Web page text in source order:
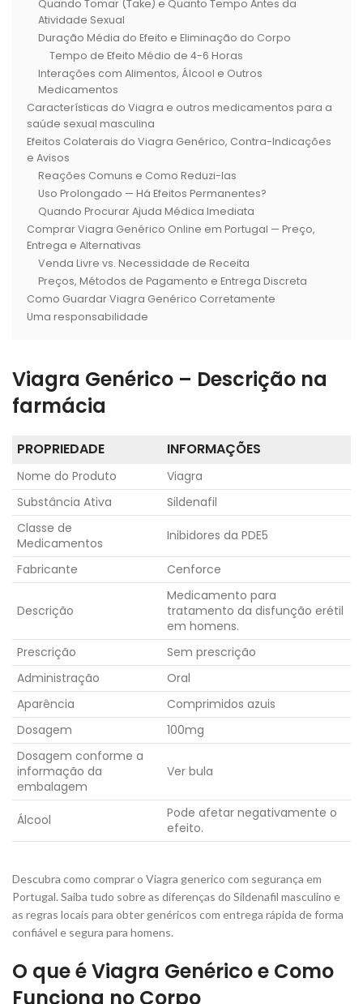
Quando Tomar (Take) e Quanto Tempo Antes da
Atividade Sexual
Duração Média do Efeito e Eliminação do Corpo
Tempo de Efeito Médio de 4-6 Horas
Interações com Alimentos, Álcool e Outros
Medicamentos
Características do Viagra e outros medicamentos para a
saúde sexual masculina
Efeitos Colaterais do Viagra Genérico, Contra-Indicações
e Avisos
Reações Comuns e Como Reduzi-las
Uso Prolongado — Há Efeitos Permanentes?
Quando Procurar Ajuda Médica Imediata
Comprar Viagra Genérico Online em Portugal — Preço,
Entrega e Alternativas
Venda Livre vs. Necessidade de Receita
Preços, Métodos de Pagamento e Entrega Discreta
Como Guardar Viagra Genérico Corretamente
Uma responsabilidade
Viagra Genérico – Descrição na
farmácia
PROPRIEDADE INFORMAÇÕES
Nome do Produto
Viagra
Substância Ativa
Sildenafil
Classe de
Medicamentos
Inibidores da PDE5
Fabricante Cenforce
Descrição
Medicamento para
tratamento da disfunção erétil
em homens.
Prescrição
Sem prescrição
Administração
Oral
Aparência
Comprimidos azuis
Dosagem
100mg
Dosagem conforme a
informação da
embalagem
Ver bula
Álcool
Pode afetar negativamente o
efeito.
Descubra como comprar o Viagra generico com segurança em
Portugal. Saiba tudo sobre as diferenças do Sildenafil masculino e
as regras locais para obter genéricos com entrega rápida de forma
confiável e segura para homens.
O que é Viagra Genérico e Como
Funciona no Corpo